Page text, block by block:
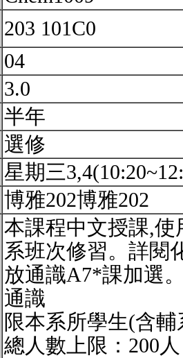
203 101C0
04
3.0
半年
選修
星期三
博雅202博雅202
本課程中文授課,
系班次修習。詳閱
放通識A7*課加選
通識
限本系所學生(含
總人數上限：200